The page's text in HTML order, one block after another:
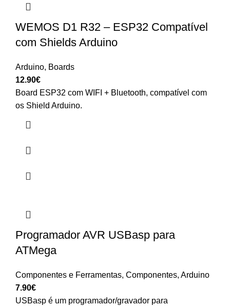
WEMOS D1 R32 – ESP32 Compatível
com Shields Arduino
Arduino, Boards
12.90€
Board ESP32 com WIFI + Bluetooth, compatível com
os Shield Arduino.
Programador AVR USBasp para
ATMega
Componentes e Ferramentas, Componentes, Arduino
7.90€
USBasp é um programador/gravador para